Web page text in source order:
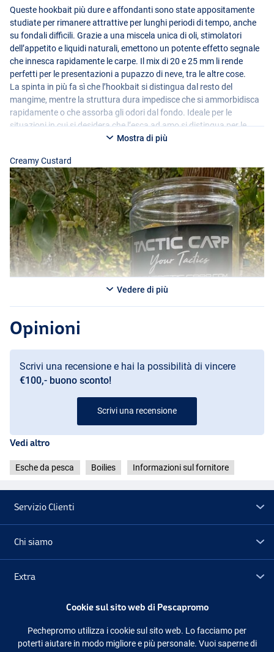
Garlic Gamba
Garlic Gamba
Queste hookbait più dure e affondanti sono state appositamente
studiate per rimanere attrattive per lunghi periodi di tempo, anche
su fondali difficili. Grazie a una miscela unica di oli, stimolatori
dell’appetito e liquidi naturali, emettono un potente effetto segnale
che innesca rapidamente le carpe. Il mix di 20 e 25 mm li rende
perfetti per le presentazioni a pupazzo di neve, tra le altre cose.
La spinta in più fa sì che l’hookbait si distingua dal resto del
mangime, mentre la struttura dura impedisce che si ammorbidisca
rapidamente o che assorba gli odori dal fondo. Ideale per le
situazioni in cui si desidera che l’esca ad amo si distingua per le
Mostra di più
Creamy Custard
Creamy Custard
Vedere di più
Opinioni
Scrivi una recensione e hai la possibilità di vincere
€100,- buono sconto!
Scrivi una recensione
Vedi altro
Esche da pesca Boilies Informazioni sul fornitore
Servizio Clienti
Chi siamo
Extra
Seguici Facebook Instagram
Cookie sul sito web di Pescapromo
Pechepromo utilizza i cookie sul sito web. Lo facciamo per
poterti aiutare in modo migliore e più personale. Vuoi saperne di